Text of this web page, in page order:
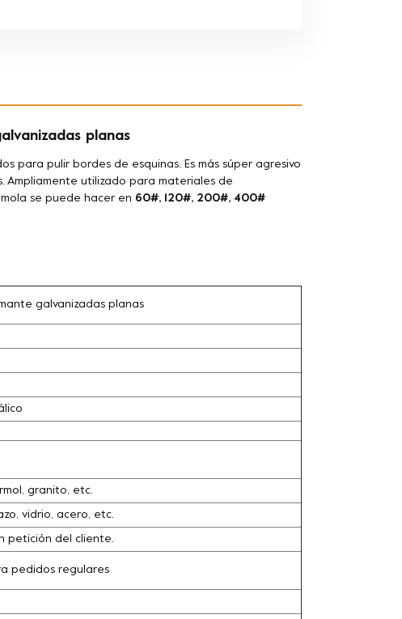
planas
para pulir bordes de esquinas. Es más súper agresivo
Ampliamente utilizado para materiales de
se puede hacer en 60#, 120#, 200#, 400#
galvanizadas planas
granito, etc.
vidrio, acero, etc.
petición del cliente.
pedidos regulares